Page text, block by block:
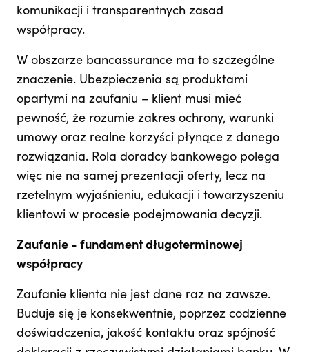
komunikacji i transparentnych zasad
współpracy.
W obszarze bancassurance ma to szczególne
znaczenie. Ubezpieczenia są produktami
opartymi na zaufaniu – klient musi mieć
pewność, że rozumie zakres ochrony, warunki
umowy oraz realne korzyści płynące z danego
rozwiązania. Rola doradcy bankowego polega
więc nie na samej prezentacji oferty, lecz na
rzetelnym wyjaśnieniu, edukacji i towarzyszeniu
klientowi w procesie podejmowania decyzji.
Zaufanie - fundament długoterminowej
współpracy
Zaufanie klienta nie jest dane raz na zawsze.
Buduje się je konsekwentnie, poprzez codzienne
doświadczenia, jakość kontaktu oraz spójność